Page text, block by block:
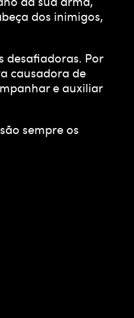
dos inimigos,
desafiadoras. Por
causadora de
e auxiliar
sempre os